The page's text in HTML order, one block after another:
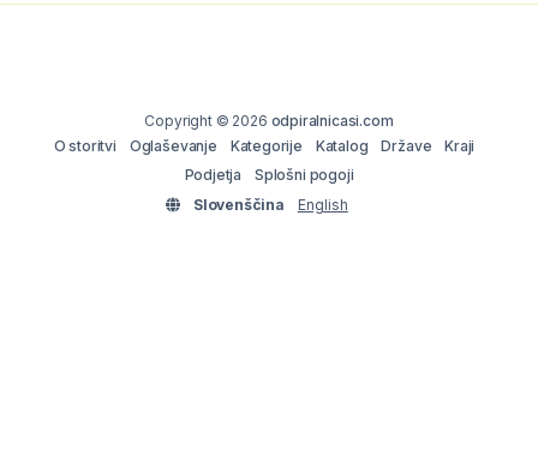
Copyright © 2026 odpiralnicasi.com
O storitvi
Oglaševanje Kategorije Katalog Države
Kraji
Podjetja
Splošni pogoji
Slovenščina
English